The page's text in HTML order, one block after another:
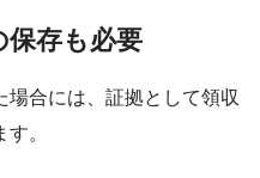
保存も必要
合には、証拠として領収
。